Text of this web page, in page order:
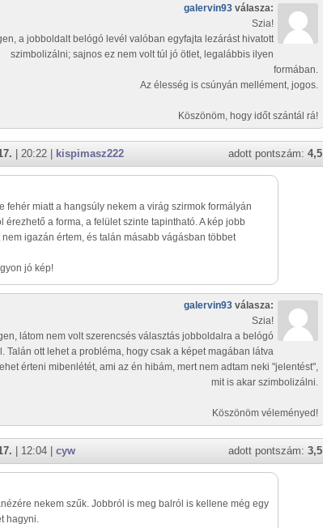
galervin93 válasza:
Szia!
a jobboldalt belógó levél valóban egyfajta lezárást hivatott
szimbolizálni; sajnos ez nem volt túl jó ötlet, legalábbis ilyen
formában.
Az élesség is csúnyán mellément, jogos.
Köszönöm, hogy időt szántál rá!
adott pontszám: 4,5
| 20:22 | kispimasz222
fehér miatt a hangsúly nekem a virág szirmok formályán
érezhető a forma, a felület szinte tapintható. A kép jobb
igazán értem, és talán másabb vágásban többet
jó kép!
galervin93 válasza:
Szia!
látom nem volt szerencsés választás jobboldalra a belógó
Talán ott lehet a probléma, hogy csak a képet magában látva
érteni mibenlétét, ami az én hibám, mert nem adtam neki "jelentést",
mit is akar szimbolizálni.
Köszönöm véleményed!
adott pontszám: 3,5
| 12:04 | cyw
nekem szűk. Jobbról is meg balról is kellene még egy
hagyni.